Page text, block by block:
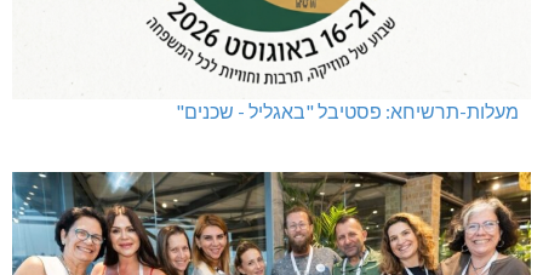
מעלות-תרשיחא: פסטיבל "באגליל - שכנים"